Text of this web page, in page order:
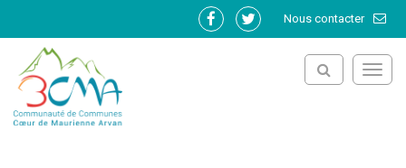
Nous contacter
Lien
Lien